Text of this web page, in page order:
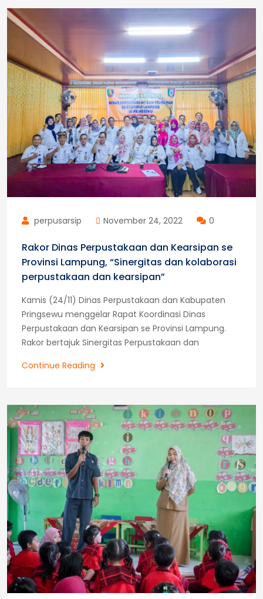
Metro
perpusarsip November 24, 2022 0
Rakor Dinas Perpustakaan dan Kearsipan se
Provinsi Lampung, “Sinergitas dan kolaborasi
perpustakaan dan kearsipan”
Kamis (24/11) Dinas Perpustakaan dan Kabupaten
Pringsewu menggelar Rapat Koordinasi Dinas
Perpustakaan dan Kearsipan se Provinsi Lampung.
Rakor bertajuk Sinergitas Perpustakaan dan
Continue Reading
Rakor
dan
Kearsipan
Provinsi
Lampung,
“Sinergitas
dan
perpustakaan
dan
kearsipan”